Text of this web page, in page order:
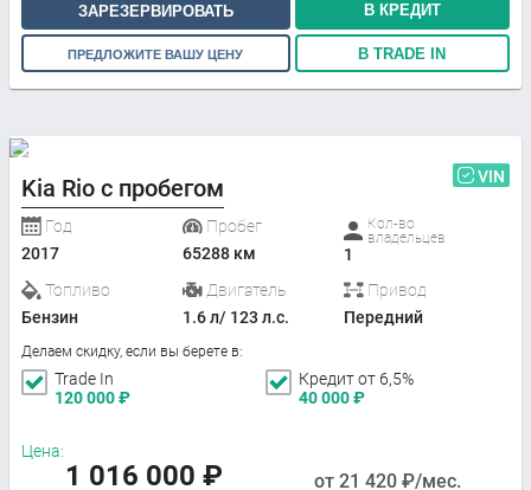
ЗАРЕЗЕРВИРОВАТЬ В КРЕДИТ
ПРЕДЛОЖИТЕ ВАШУ ЦЕНУ В TRADE IN
Kia Rio с пробегом VIN
Год
2017
Пробег
65288 км
Кол-во
владельцев
1
Топливо
Бензин
Двигатель
1.6 л/ 123 л.с.
Привод
Передний
Делаем скидку, если вы берете в:
Trade In
120 000₽
Кредит от 6,5%
40 000₽
Цена:
1 016 000 ₽ от 21 420 ₽/мес.